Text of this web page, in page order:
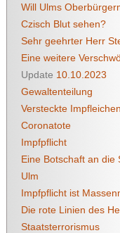
Will Ulms
Czisch Blut sehen?
Sehr geehrter Herr
Eine weitere
Update 10.10.2023
Gewaltenteilung
Versteckte
Coronatote
Impfpflicht
Eine Botschaft an die
Ulm
Impfpflicht ist
Die rote Linien des
Staatsterrorismus